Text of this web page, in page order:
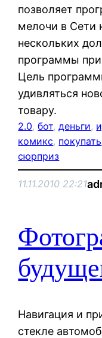
позволяет
мелочи в Сети
нескольких
программы
Цель
удивляться
товару.
2.0, бот, деньги,
комикс, покупать
сюрприз
11.11.2010 22:21
Навигация и
стекле